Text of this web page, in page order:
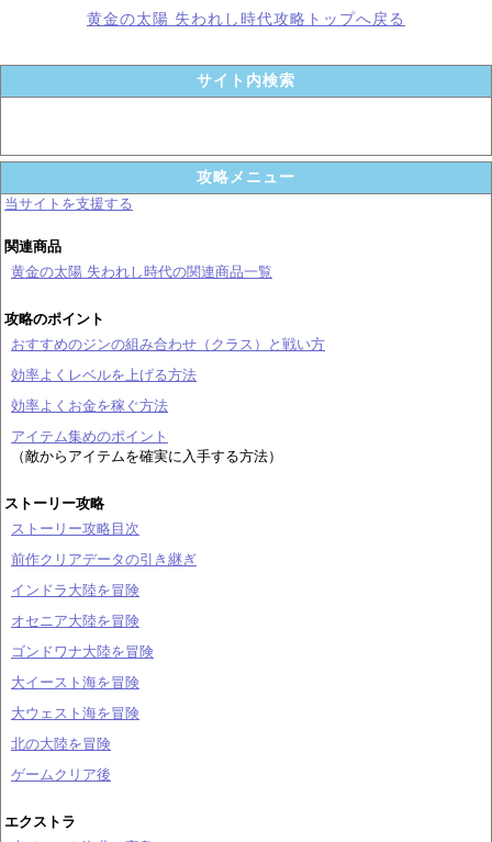
黄金の太陽 失われし時代攻略トップへ戻る
サイト内検索
攻略メニュー
当サイトを支援する
関連商品
黄金の太陽 失われし時代の関連商品一覧
攻略のポイント
おすすめのジンの組み合わせ（クラス）と戦い方
効率よくレベルを上げる方法
効率よくお金を稼ぐ方法
アイテム集めのポイント
（敵からアイテムを確実に入手する方法）
ストーリー攻略
ストーリー攻略目次
前作クリアデータの引き継ぎ
インドラ大陸を冒険
オセニア大陸を冒険
ゴンドワナ大陸を冒険
大イースト海を冒険
大ウェスト海を冒険
北の大陸を冒険
ゲームクリア後
エクストラ